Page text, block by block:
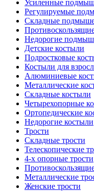
Усиленные
Регулируемые
Складные
Недорогие
Детские костыли
Подростковые
Костыли для
Алюминиевые
Металлические
Складные костыли
Четырехопорные
Ортопедические
Недорогие костыли
Трости
Складные трости
Телескопические
4-х опорные трости
Металлические
Женские трости